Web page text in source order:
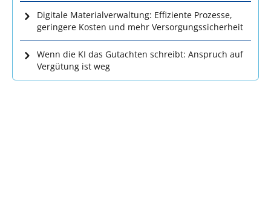
Digitale Materialverwaltung: Effiziente Prozesse,
geringere Kosten und mehr Versorgungssicherheit
Wenn die KI das Gutachten schreibt: Anspruch auf
Vergütung ist weg